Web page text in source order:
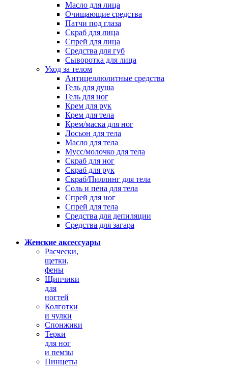
Масло для лица
Очищающие средства
Патчи под глаза
Скраб для лица
Спрей для лица
Средства для губ
Сыворотка для лица
Уход за телом
Антицеллюлитные средства
Гель для душа
Гель для ног
Крем для рук
Крем для тела
Крем/маска для ног
Лосьон для тела
Масло для тела
Мусс/молочко для тела
Скраб для ног
Скраб для рук
Скраб/Пиллинг для тела
Соль и пена для тела
Спрей для ног
Спрей для тела
Средства для депиляции
Средства для загара
Женские аксессуары
Расчески,
щетки,
фены
Щипчики
для
ногтей
Колготки
и чулки
Спонжики
Терки
для ног
и пемзы
Пинцеты